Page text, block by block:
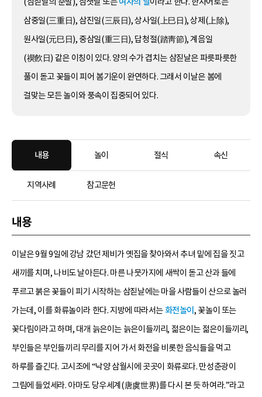
삼중일(三重日), 삼진일(三辰日), 상사일(上巳日), 상제(上除),
원사일(元巳日), 중삼일(重三日), 답청절(踏靑節), 계음일
(禊飮日) 같은 이칭이 있다. 양의 수가 겹치는 삼짇날은 파릇파릇한
풀이 돋고 꽃들이 피어 봄기운이 완연하다. 그래서 이날은 봄에
걸맞는 모든 놀이와 풍속이 집중되어 있다.
내용 놀이 절식 속신
지역사례 참고문헌
내용
이날은 9월 9일에 강남 갔던 제비가 옛집을 찾아와서 추녀 밑에 집을 짓고
새끼를 치며, 나비도 날아든다. 마른 나뭇가지에 새싹이 돋고 산과 들에
푸르고 붉은 꽃들이 피기 시작하는 삼짇날에는 마을 사람들이 산으로 놀러
가는데, 이를 화류놀이라 한다. 지방에 따라서는 화전놀이, 꽃놀이 또는
꽃다림이라고 하며, 대개 늙은이는 늙은이들끼리, 젊은이는 젊은이들끼리,
부인들은 부인들끼리 무리를 지어 가서 화전을 비롯한 음식들을 먹고
하루를 즐긴다. 고시조에 “낙양 삼월시에 곳곳이 화류로다. 만성춘광이
그림에 들었세라. 아마도 당우세계(唐虞世界)를 다시 본 듯 하여라.”라고